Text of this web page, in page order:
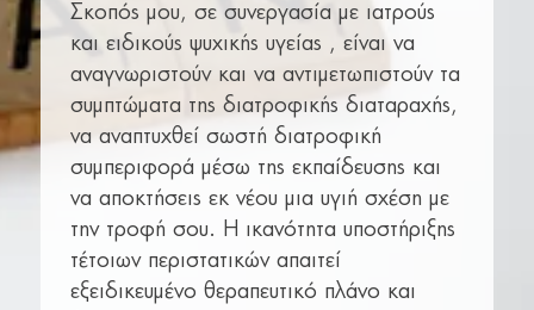
Σκοπός μου, σε συνεργασία με ιατρούς
και ειδικούς ψυχικής υγείας , είναι να
αναγνωριστούν και να αντιμετωπιστούν τα
συμπτώματα της διατροφικής διαταραχής,
να αναπτυχθεί σωστή διατροφική
συμπεριφορά μέσω της εκπαίδευσης και
να αποκτήσεις εκ νέου μια υγιή σχέση με
την τροφή σου. Η ικανότητα υποστήριξης
τέτοιων περιστατικών απαιτεί
εξειδικευμένο θεραπευτικό πλάνο και